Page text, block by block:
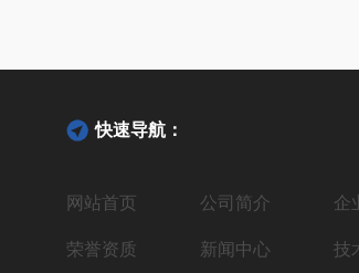
快速导航：
网站首页 公司简介 企
荣誉资质 新闻中心 技